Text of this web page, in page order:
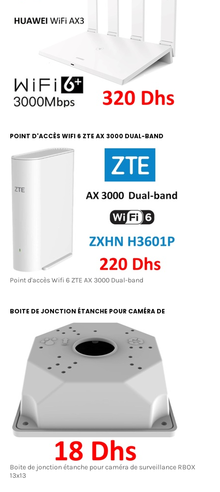
POINT D'ACCÈS WIFI 6 ZTE AX 3000 DUAL-BAND
Point d'accès Wifi 6 ZTE AX 3000 Dual-band
BOITE DE JONCTION ÉTANCHE POUR CAMÉRA DE
SURVEILLANCE RBOX 13X13
Boite de jonction étanche pour caméra de surveillance RBOX
13x13